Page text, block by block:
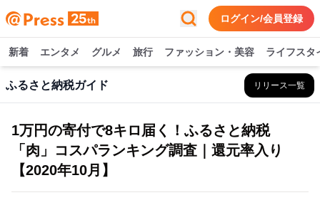
ログイン/会員登録
新着 エンタメ グルメ 旅行 ファッション・美容 ライフスタ
ふるさと納税ガイド リリース一覧
1万円の寄付で8キロ届く！ふるさと納税
「肉」コスパランキング調査｜還元率入り
【2020年10月】